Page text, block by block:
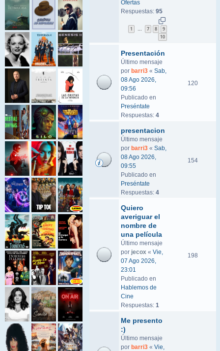
Ofertas
Respuestas: 95
1 7 8
9
10
Presentación
Último mensaje
por barri3 « Sab,
08 Ago 2026,
09:56
Publicado en
Preséntate
Respuestas: 4
120
presentacion
Último mensaje
por barri3 « Sab,
08 Ago 2026,
09:55
Publicado en
Preséntate
Respuestas: 4
154
Quiero
averiguar el
nombre de
una película
Último mensaje
por jecox « Vie,
07 Ago 2026,
23:01
Publicado en
Hablemos de
Cine
Respuestas: 1
198
Me presento
:)
Último mensaje
por barri3 « Vie,